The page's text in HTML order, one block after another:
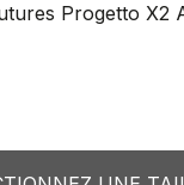
Progetto X2